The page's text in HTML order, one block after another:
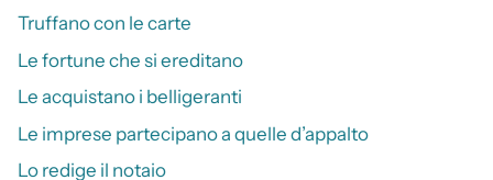
Truffano con le carte
Le fortune che si ereditano
Le acquistano i belligeranti
Le imprese partecipano a quelle d’appalto
Lo redige il notaio